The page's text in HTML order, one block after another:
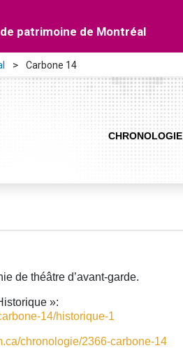
patrimoine de Montréal
Carbone 14
CHRONOLOGIE
de théâtre d’avant-garde.
»:
14/historique-1
chronologie/2366-carbone-14